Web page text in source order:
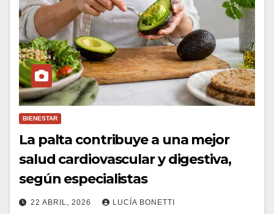
BIENESTAR
La palta contribuye a una mejor
salud cardiovascular y digestiva,
según especialistas
22 ABRIL, 2026 LUCÍA BONETTI